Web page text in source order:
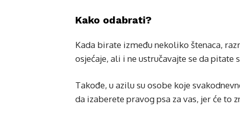
Kako odabrati?
Kada birate između nekoliko štenaca,
osjećaje, ali i ne ustručavajte se da
Takođe, u azilu su osobe koje
da izaberete pravog psa za vas, jer će to